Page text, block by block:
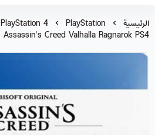
الرئيسية PlayStation
PlayStation 4
Assassin's Creed Valhalla Ragnarok PS4